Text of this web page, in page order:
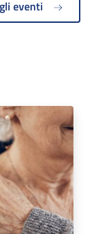
eventi